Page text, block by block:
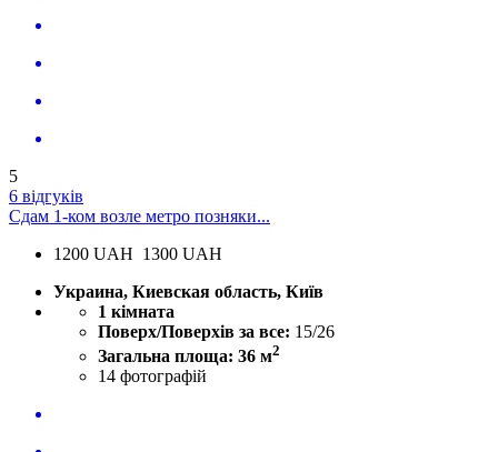
5
6 відгуків
Сдам 1-ком возле метро позняки...
1200 UAH 1300 UAH
Украина, Киевская область, Київ
1 кімната
Поверх/Поверхів за все: 15/26
Загальна площа: 36 м2
14 фотографій